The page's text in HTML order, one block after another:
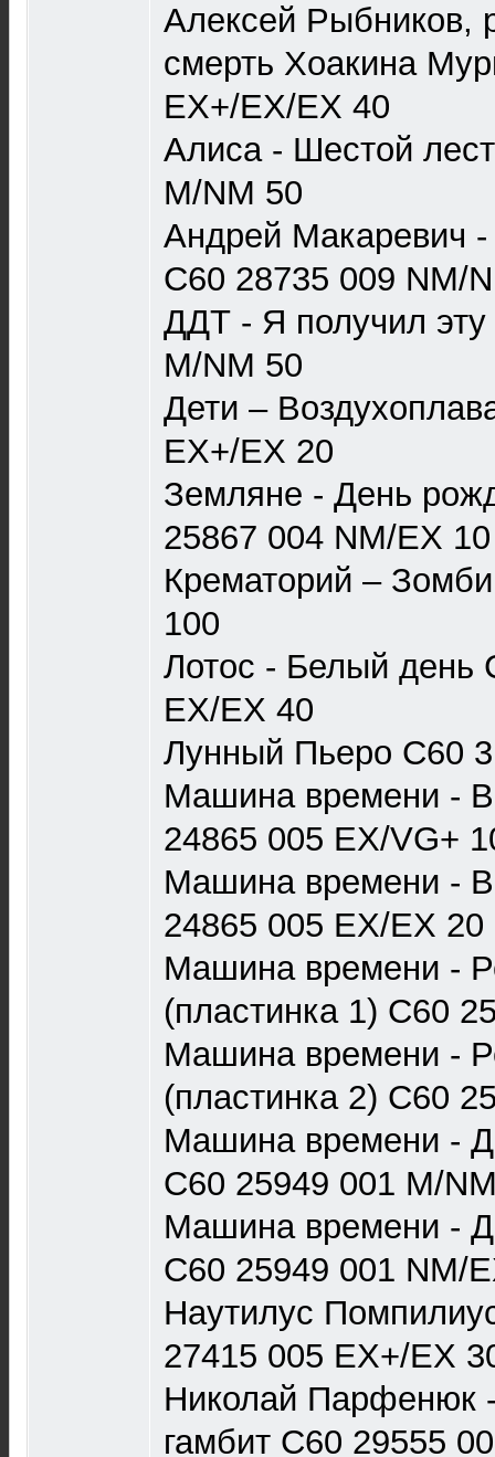
Алексей Рыбников,
смерть Хоакина
EX+/EX/EX 40
Алиса - Шестой
M/NM 50
Андрей Макаревич -
С60 28735 009 NM/
ДДТ - Я получил
M/NM 50
Дети –
EX+/EX 20
Земляне - День
25867 004 NM/EX 10
Крематорий –
100
Лотос - Белый день
EX/EX 40
Лунный Пьеро С60
Машина времени -
24865 005 EX/VG+
Машина времени -
24865 005 EX/EX 20
Машина времени -
(пластинка 1) С60
Машина времени -
(пластинка 2) С60
Машина времени -
С60 25949 001 M/
Машина времени -
С60 25949 001 NM/
Наутилус
27415 005 EX+/EX
Николай Парфенюк
гамбит С60 29555